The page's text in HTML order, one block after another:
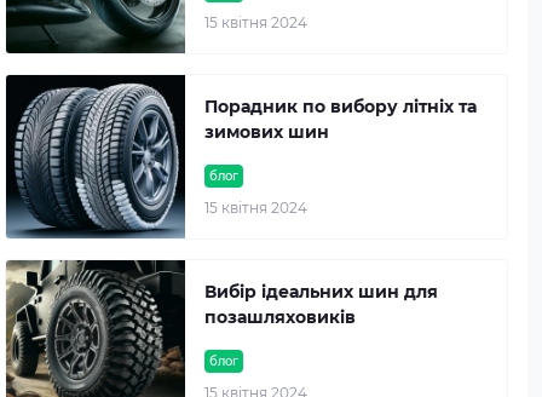
15 квітня 2024
блог
15 квітня 2024
Порадник по вибору літніх та
зимових шин
блог
15 квітня 2024
Вибір ідеальних шин для
позашляховиків